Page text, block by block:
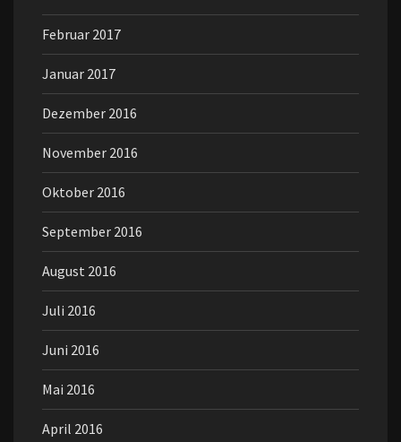
Februar 2017
Januar 2017
Dezember 2016
November 2016
Oktober 2016
September 2016
August 2016
Juli 2016
Juni 2016
Mai 2016
April 2016